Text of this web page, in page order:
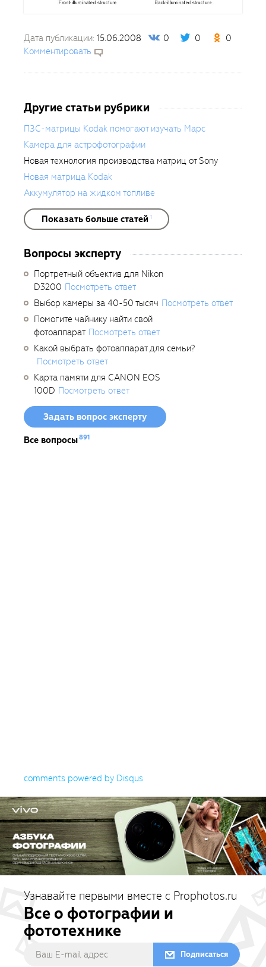
Дата публикации: 15.06.2008 0 0
0
Комментировать
Другие статьи рубрики
ПЗС-матрицы Kodak помогают изучать Марс
Камера для астрофотографии
Новая технология производства матриц от Sony
Новая матрица Kodak
Аккумулятор на жидком топливе
Показать больше статей 1
Вопросы эксперту
Портретный объектив для Nikon
D3200 Посмотреть ответ
Выбор камеры за 40-50 тысяч Посмотреть ответ
Помогите чайнику найти свой
фотоаппарат Посмотреть ответ
Какой выбрать фотоаппарат для семьи?
Посмотреть ответ
Карта памяти для CANON EOS
100D Посмотреть ответ
Задать вопрос эксперту
Все вопросы891
comments powered by Disqus
Узнавайте первыми вместе с Prophotos.ru
Все о фотографии и
фототехнике
Подписаться